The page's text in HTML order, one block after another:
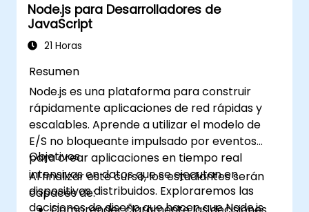
Comprender las mejores prácticas para
migrar sistemas heredados a
plataformas modernas basadas en
Node.js para Desarrolladores de
JavaScript
21 Horas
Resumen
Node.js es una plataforma para construir
rápidamente aplicaciones de red rápidas y
escalables. Aprende a utilizar el modelo de
E/S no bloqueante impulsado por eventos
para crear aplicaciones en tiempo real
intensivas en datos que se ejecutan en
dispositivos distribuidos. Exploraremos las
decisiones de diseño que hacen que Node.js
Objetivos
Al finalizar este curso, los estudiantes serán
capaces de: